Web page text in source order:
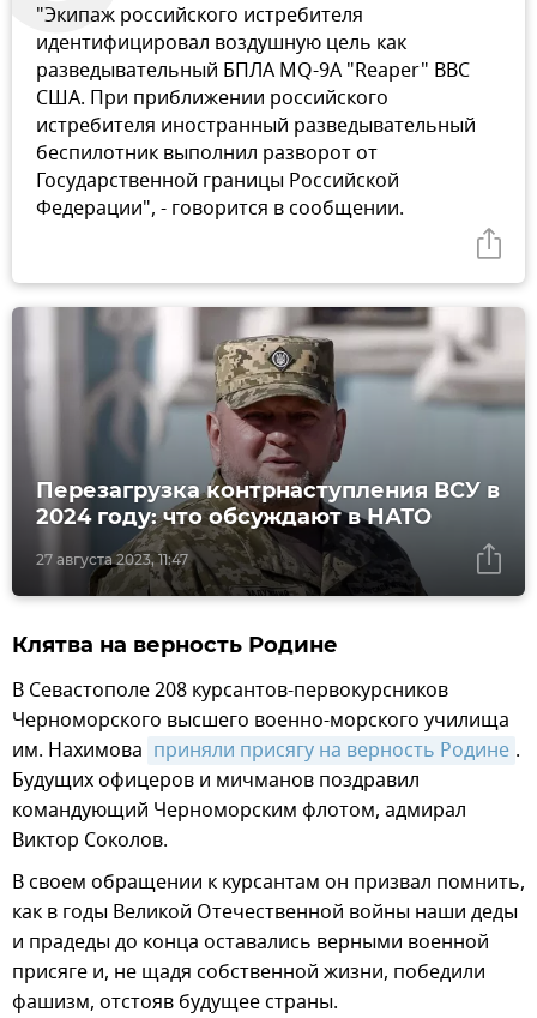
"Экипаж российского истребителя
идентифицировал воздушную цель как
разведывательный БПЛА MQ-9A "Reaper" ВВС
США. При приближении российского
истребителя иностранный разведывательный
беспилотник выполнил разворот от
Государственной границы Российской
Федерации", - говорится в сообщении.
27 августа 2023, 11:47
Перезагрузка контрнаступления ВСУ в
2024 году: что обсуждают в НАТО
Клятва на верность Родине
В Севастополе 208 курсантов-первокурсников
Черноморского высшего военно-морского училища
им. Нахимова приняли присягу на верность Родине .
Будущих офицеров и мичманов поздравил
командующий Черноморским флотом, адмирал
Виктор Соколов.
В своем обращении к курсантам он призвал помнить,
как в годы Великой Отечественной войны наши деды
и прадеды до конца оставались верными военной
присяге и, не щадя собственной жизни, победили
фашизм, отстояв будущее страны.